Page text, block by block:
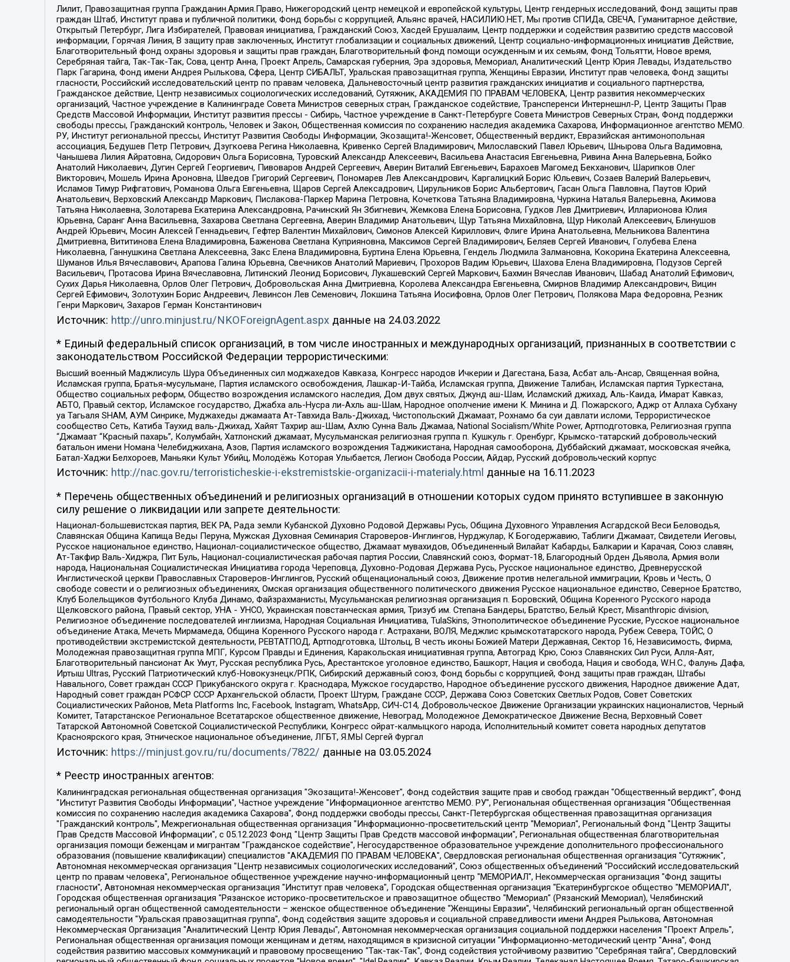
Лилит, Правозащитная группа Гражданин.Армия.Право, Нижегородский центр немецкой и европейской культуры, Центр гендерных исследований, Фонд защиты прав
граждан Штаб, Институт права и публичной политики, Фонд борьбы с коррупцией, Альянс врачей, НАСИЛИЮ.НЕТ, Мы против СПИДа, СВЕЧА, Гуманитарное действие,
Открытый Петербург, Лига Избирателей, Правовая инициатива, Гражданский Союз, Хасдей Ерушалаим, Центр поддержки и содействия развитию средств массовой
информации, Горячая Линия, В защиту прав заключенных, Институт глобализации и социальных движений, Центр социально-информационных инициатив Действие,
Благотворительный фонд охраны здоровья и защиты прав граждан, Благотворительный фонд помощи осужденным и их семьям, Фонд Тольятти, Новое время,
Серебряная тайга, Так-Так-Так, Сова, центр Анна, Проект Апрель, Самарская губерния, Эра здоровья, Мемориал, Аналитический Центр Юрия Левады, Издательство
Парк Гагарина, Фонд имени Андрея Рылькова, Сфера, Центр СИБАЛЬТ, Уральская правозащитная группа, Женщины Евразии, Институт прав человека, Фонд защиты
гласности, Российский исследовательский центр по правам человека, Дальневосточный центр развития гражданских инициатив и социального партнерства,
Гражданское действие, Центр независимых социологических исследований, Сутяжник, АКАДЕМИЯ ПО ПРАВАМ ЧЕЛОВЕКА, Центр развития некоммерческих
организаций, Частное учреждение в Калининграде Совета Министров северных стран, Гражданское содействие, Трансперенси Интернешнл-Р, Центр Защиты Прав
Средств Массовой Информации, Институт развития прессы - Сибирь, Частное учреждение в Санкт-Петербурге Совета Министров Северных Стран, Фонд поддержки
свободы прессы, Гражданский контроль, Человек и Закон, Общественная комиссия по сохранению наследия академика Сахарова, Информационное агентство МЕМО.
РУ, Институт региональной прессы, Институт Развития Свободы Информации, Экозащита!-Женсовет, Общественный вердикт, Евразийская антимонопольная
ассоциация, Бедушев Петр Петрович, Дзугкоева Регина Николаевна, Кривенко Сергей Владимирович, Милославский Павел Юрьевич, Шнырова Ольга Вадимовна,
Чанышева Лилия Айратовна, Сидорович Ольга Борисовна, Туровский Александр Алексеевич, Васильева Анастасия Евгеньевна, Ривина Анна Валерьевна, Бойко
Анатолий Николаевич, Дугин Сергей Георгиевич, Пивоваров Андрей Сергеевич, Аверин Виталий Евгеньевич, Барахоев Магомед Бекханович, Шарипков Олег
Викторович, Мошель Ирина Ароновна, Шведов Григорий Сергеевич, Пономарев Лев Александрович, Каргалицкий Борис Юльевич, Созаев Валерий Валерьевич,
Исламов Тимур Рифгатович, Романова Ольга Евгеньевна, Щаров Сергей Алексадрович, Цирульников Борис Альбертович, Гасан Ольга Павловна, Паутов Юрий
Анатольевич, Верховский Александр Маркович, Пислакова-Паркер Марина Петровна, Кочеткова Татьяна Владимировна, Чуркина Наталья Валерьевна, Акимова
Татьяна Николаевна, Золотарева Екатерина Александровна, Рачинский Ян Збигневич, Жемкова Елена Борисовна, Гудков Лев Дмитриевич, Илларионова Юлия
Юрьевна, Саранг Анна Васильевна, Захарова Светлана Сергеевна, Аверин Владимир Анатольевич, Щур Татьяна Михайловна, Щур Николай Алексеевич, Блинушов
Андрей Юрьевич, Мосин Алексей Геннадьевич, Гефтер Валентин Михайлович, Симонов Алексей Кириллович, Флиге Ирина Анатольевна, Мельникова Валентина
Дмитриевна, Вититинова Елена Владимировна, Баженова Светлана Куприяновна, Максимов Сергей Владимирович, Беляев Сергей Иванович, Голубева Елена
Николаевна, Ганнушкина Светлана Алексеевна, Закс Елена Владимировна, Буртина Елена Юрьевна, Гендель Людмила Залмановна, Кокорина Екатерина Алексеевна,
Шуманов Илья Вячеславович, Арапова Галина Юрьевна, Свечников Анатолий Мариевич, Прохоров Вадим Юрьевич, Шахова Елена Владимировна, Подузов Сергей
Васильевич, Протасова Ирина Вячеславовна, Литинский Леонид Борисович, Лукашевский Сергей Маркович, Бахмин Вячеслав Иванович, Шабад Анатолий Ефимович,
Сухих Дарья Николаевна, Орлов Олег Петрович, Добровольская Анна Дмитриевна, Королева Александра Евгеньевна, Смирнов Владимир Александрович, Вицин
Сергей Ефимович, Золотухин Борис Андреевич, Левинсон Лев Семенович, Локшина Татьяна Иосифовна, Орлов Олег Петрович, Полякова Мара Федоровна, Резник
Генри Маркович, Захаров Герман Константинович
Источник: http://unro.minjust.ru/NKOForeignAgent.aspxданные на 24.03.2022
* Единый федеральный список организаций, в том числе иностранных и международных организаций, признанных в соответствии с
законодательством Российской Федерации террористическими:
Высший военный Маджлисуль Шура Объединенных сил моджахедов Кавказа, Конгресс народов Ичкерии и Дагестана, База, Асбат аль-Ансар, Священная война,
Исламская группа, Братья-мусульмане, Партия исламского освобождения, Лашкар-И-Тайба, Исламская группа, Движение Талибан, Исламская партия Туркестана,
Общество социальных реформ, Общество возрождения исламского наследия, Дом двух святых, Джунд аш-Шам, Исламский джихад, Аль-Каида, Имарат Кавказ,
АБТО, Правый сектор, Исламское государство, Джабха аль-Нусра ли-Ахль аш-Шам, Народное ополчение имени К. Минина и Д. Пожарского, Аджр от Аллаха Субхану
уа Тагьаля SHAM, АУМ Синрике, Муджахеды джамаата Ат-Тавхида Валь-Джихад, Чистопольский Джамаат, Рохнамо ба суи давлати исломи, Террористическое
сообщество Сеть, Катиба Таухид валь-Джихад, Хайят Тахрир аш-Шам, Ахлю Сунна Валь Джамаа, National Socialism/White Power, Артподготовка, Религиозная группа
“Джамаат “Красный пахарь”, Колумбайн, Хатлонский джамаат, Мусульманская религиозная группа п. Кушкуль г. Оренбург, Крымско-татарский добровольческий
батальон имени Номана Челебиджихана, Азов, Партия исламского возрождения Таджикистана, Народная самооборона, Дуббайский джамаат, московская ячейка,
Батал-Хаджи Белхороев, Маньяки Культ Убийц, Молодёжь Которая Улыбается, Легион Свобода России, Айдар, Русский добровольческий корпус
Источник: http://nac.gov.ru/terroristicheskie-i-ekstremistskie-organizacii-i-materialy.html данные на 16.11.2023
* Перечень общественных объединений и религиозных организаций в отношении которых судом принято вступившее в законную
силу решение о ликвидации или запрете деятельности:
Национал-большевистская партия, ВЕК РА, Рада земли Кубанской Духовно Родовой Державы Русь, Община Духовного Управления Асгардской Веси Беловодья,
Славянская Община Капища Веды Перуна, Мужская Духовная Семинария Староверов-Инглингов, Нурджулар, К Богодержавию, Таблиги Джамаат, Свидетели Иеговы,
Русское национальное единство, Национал-социалистическое общество, Джамаат мувахидов, Объединенный Вилайат Кабарды, Балкарии и Карачая, Союз славян,
Ат-Такфир Валь-Хиджра, Пит Буль, Национал-социалистическая рабочая партия России, Славянский союз, Формат-18, Благородный Орден Дьявола, Армия воли
народа, Национальная Социалистическая Инициатива города Череповца, Духовно-Родовая Держава Русь, Русское национальное единство, Древнерусской
Инглистической церкви Православных Староверов-Инглингов, Русский общенациональный союз, Движение против нелегальной иммиграции, Кровь и Честь, О
свободе совести и о религиозных объединениях, Омская организация общественного политического движения Русское национальное единство, Северное Братство,
Клуб Болельщиков Футбольного Клуба Динамо, Файзрахманисты, Мусульманская религиозная организация п. Боровский, Община Коренного Русского народа
Щелковского района, Правый сектор, УНА - УНСО, Украинская повстанческая армия, Тризуб им. Степана Бандеры, Братство, Белый Крест, Misanthropic division,
Религиозное объединение последователей инглиизма, Народная Социальная Инициатива, TulaSkins, Этнополитическое объединение Русские, Русское национальное
объединение Атака, Мечеть Мирмамеда, Община Коренного Русского народа г. Астрахани, ВОЛЯ, Меджлис крымскотатарского народа, Рубеж Севера, ТОЙС, О
противодействии экстремистской деятельности, РЕВТАТПОД, Артподготовка, Штольц, В честь иконы Божией Матери Державная, Сектор 16, Независимость, Фирма,
Молодежная правозащитная группа МПГ, Курсом Правды и Единения, Каракольская инициативная группа, Автоград Крю, Союз Славянских Сил Руси, Алля-Аят,
Благотворительный пансионат Ак Умут, Русская республика Русь, Арестантское уголовное единство, Башкорт, Нация и свобода, Нация и свобода, W.H.С., Фалунь Дафа,
Иртыш Ultras, Русский Патриотический клуб-Новокузнецк/РПК, Сибирский державный союз, Фонд борьбы с коррупцией, Фонд защиты прав граждан, Штабы
Навального, Совет граждан СССР Прикубанского округа г. Краснодара, Мужское государство, Народное объединение русского движения, Народное движение Адат,
Народный совет граждан РСФСР СССР Архангельской области, Проект Штурм, Граждане СССР, Держава Союз Советских Светлых Родов, Совет Советских
Социалистических Районов, Meta Platforms Inc, Facebook, Instagram, WhatsApp, СИЧ-С14, Добровольческое Движение Организации украинских националистов, Черный
Комитет, Татарстанское Региональное Всетатарское общественное движение, Невоград, Молодежное Демократическое Движение Весна, Верховный Совет
Татарской Автономной Советской Социалистической Республики, Конгресс ойрат-калмыцкого народа, Исполнительный комитет совета народных депутатов
Красноярского края, Этническое национальное объединение, ЛГБТ, Я.МЫ Сергей Фургал
Источник: https://minjust.gov.ru/ru/documents/7822/ данные на 03.05.2024
* Реестр иностранных агентов:
Калининградская региональная общественная организация "Экозащита!-Женсовет", Фонд содействия защите прав и свобод граждан "Общественный вердикт", Фонд "Институт Развития Свободы Информации", Частное учреждение "Информационное агентство МЕМО. РУ", Региональная общественная организация "Общественная комиссия по сохранению наследия академика Сахарова", Фонд поддержки свободы прессы, Санкт-Петербургская общественная правозащитная организация "Гражданский контроль", Межрегиональная общественная организация "Информационно-просветительский центр "Мемориал", Региональный Фонд "Центр Защиты Прав Средств Массовой Информации", с 05.12.2023 Фонд "Центр Защиты Прав Средств массовой информации", Региональная общественная благотворительная организация помощи беженцам и мигрантам "Гражданское содействие", Негосударственное образовательное учреждение дополнительного профессионального образования (повышение квалификации) специалистов "АКАДЕМИЯ ПО ПРАВАМ ЧЕЛОВЕКА", Свердловская региональная общественная организация "Сутяжник", Автономная некоммерческая организация "Центр независимых социологических исследований", Союз общественных объединений "Российский исследовательский центр по правам человека", Региональное общественное учреждение научно-информационный центр "МЕМОРИАЛ", Некоммерческая организация "Фонд защиты гласности", Автономная некоммерческая организация "Институт прав человека", Городская общественная организация "Екатеринбургское общество "МЕМОРИАЛ", Городская общественная организация "Рязанское историко-просветительское и правозащитное общество "Мемориал" (Рязанский Мемориал), Челябинский региональный орган общественной самодеятельности – женское общественное объединение "Женщины Евразии", Челябинский региональный орган общественной самодеятельности "Уральская правозащитная группа", Фонд содействия защите здоровья и социальной справедливости имени Андрея Рылькова, Автономная Некоммерческая Организация "Аналитический Центр Юрия Левады", Автономная некоммерческая организация социальной поддержки населения "Проект Апрель", Региональная общественная организация помощи женщинам и детям, находящимся в кризисной ситуации "Информационно-методический центр "Анна", Фонд содействия развитию массовых коммуникаций и правовому просвещению "Так-так-Так", Фонд содействия устойчивому развитию "Серебряная тайга", Свердловский региональный общественный фонд социальных проектов "Новое время", "Idel.Реалии", Кавказ.Реалии, Крым.Реалии, Телеканал Настоящее Время, Татаро-башкирская служба Радио Свобода (Azatliq Radiosi), Радио Свободная Европа/Радио Свобода (PCE/PC), "Сибирь.Реалии", "Фактограф", Благотворительный фонд помощи осужденным и их семьям, Автономная некоммерческая организация "Институт глобализации и социальных движений", Фонд "В защиту прав заключенных", Частное учреждение "Центр поддержки и содействия развитию средств массовой информации", Пензенский региональный общественный благотворительный фонд "Гражданский союз", "Север.Реалии", Некоммерческая организация Фонд "Правовая инициатива", Общество с ограниченной ответственностью "Радио Свободная Европа/Радио Свобода", Чешское информационное агентство "MEDIUM-ORIENT", Красноярская региональная общественная организация "Мы против СПИДа", Камалягин Денис Николаевич, Маркелов Сергей Евгеньевич, Пономарев Лев Александрович, Савицкая Людмила Алексеевна, Автономная некоммерческая организация "Центр по работе с проблемой насилия "НАСИЛИЮ.НЕТ", Межрегиональный профессиональный союз работников здравоохранения "Альянс врачей", Юридическое лицо, зарегистрированное в Латвийской Республике, SIA "Medusa Project" (регистрационный номер 40103797863, дата регистрации 10.06.2014), Некоммерческая организация "Фонд по борьбе с коррупцией", Автономная некоммерческая организация "Институт права и публичной политики", Баданин Роман Сергеевич, Гликин Максим Александрович, Железнова Мария Михайловна, Лукьянова Юлия Сергеевна, Маетная Елизавета Витальевна, Маняхин Петр Борисович, Чуракова Ольга Владимировна, Ярош Юлия Петровна, Юридическое лицо "The Insider SIA", зарегистрированное в Риге, Латвийская Республика (дата регистрации 26.06.2015), являющееся администратором доменного имени интернет-издания "The Insider SIA", https://theins.ru, Постернак Алексей Евгеньевич, Рубин Михаил Аркадьевич, Анин Роман Александрович, Юридическое лицо Istories fonds, зарегистрированное в Латвийской Республике (регистрационный номер 50008295751, дата регистрации 24.02.2020), Великовский Дмитрий Александрович, Долинина Ирина Николаевна, Мароховская Алеся Алексеевна, Шлейнов Роман Юрьевич, Шмагун Олеся Валентиновна, Общество с ограниченной ответственностью "Альтаир 2021", Общество с ограниченной ответственностью "Вега 2021", Общество с ограниченной ответственностью "Главный редактор 2021", Общество с ограниченной ответственностью "Ромашки монолит", Важенков Артем Валерьевич, Ивановская областная общественная организация "Центр гендерных исследований", Гурман Юрий Альбертович, Медиапроект "ОВД-Инфо", Егоров Владимир Владимирович, Жилинский Владимир Александрович, Общество с ограниченной ответственностью "ЗП", Иванова София Юрьевна, Карезина Инна Павловна, Кильтау Екатерина Викторовна, Петров Алексей Викторович, Пискунов Сергей Евгеньевич, Смирнов Сергей Сергеевич, Тихонов Михаил Сергеевич, Общество с ограниченной ответственностью "ЖУРНАЛИСТ-ИНОСТРАННЫЙ АГЕНТ", Арапова Галина Юрьевна, Вольтская Татьяна Анатольевна, Американская компания "Mason G.E.S. Anonymous Foundation" (США), являющаяся владельцем интернет-издания https://mnews.world/, Компания "Stichting Bellingcat", зарегистрированная в Нидерландах (дата регистрации 11.07.2018), Захаров Андрей Вячеславович, Клепиковская Екатерина Дмитриевна, Общество с ограниченной ответственностью "МЕМО", Перл Роман Александрович, Симонов Евгений Алексеевич, Соловьева Елена Анатольевна, Сотников Даниил Владимирович, Сурначева Елизавета Дмитриевна, Автономная некоммерческая организация по защите прав человека и информированию населения "Якутия – Наше Мнение", Общество с ограниченной ответственностью "Москоу диджитал медиа", с 26.01.2023 Общество с ограниченной ответственностью "Чайка Белые сады", Ветошкина Валерия Валерьевна, Заговора Максим Александрович, Межрегиональное общественное движение "Российская ЛГБТ - сеть", Оленичев Максим Владимирович, Павлов Иван Юрьевич, Скворцова Елена Сергеевна, Общество с ограниченной ответственностью "Как бы инагент", Кочетков Игорь Викторович, Общество с ограниченной ответственностью "Честные выборы", Еланчик Олег Александрович, Общество с ограниченной ответственностью "Нобелевский призыв", Гималова Регина Эмилевна, Григорьев Андрей Валерьевич, Григорьева Алина Александровна, Ассоциация по содействию защите прав призывников, альтернативнослужащих и военнослужащих "Правозащитная группа "Гражданин.Армия.Право", Хисамова Регина Фаритовна, Автономная некоммерческая организация по реализации социально-правовых программ "Лилит", Дальневосточное общественное движение "Маяк", Санкт-Петербургская ЛГБТ-инициативная группа "Выход", Инициативная группа ЛГБТ+ "Реверс", Алексеев Андрей Викторович, Бекбулатова Таисия Львовна, Беляев Иван Михайлович, Владыкина Елена Сергеевна, Гельман Марат Александрович, Никульшина Вероника Юрьевна, Толоконникова Надежда Андреевна, Шендерович Виктор Анатольевич, Общество с ограниченной ответственностью "Данное сообщение", Общество с ограниченной ответственностью Издательский дом "Новая глава", Айнбиндер Александра Александровна, Московский комьюнити-центр для ЛГБТ+инициатив, Благотворительный фонд развития филантропии, Deutsche Welle (Германия, Kurt-Schumacher-Strasse 3, 53113 Bonn), Борзунова Мария Михайловна, Воробьев Виктор Викторович, Голубева Анна Львовна, Константинова Алла Михайловна, Малкова Ирина Владимировна, Мурадов Мурад Абдулгалимович, Осетинская Елизавета Николаевна, Понасенков Евгений Николаевич, Ганапольский Матвей Юрьевич, Киселев Евгений Алексеевич, Борухович Ирина Григорьевна, Дремин Иван Тимофеевич, Дубровский Дмитрий Викторович, Красноярская региональная общественная организация поддержки и развития альтернативных образовательных технологий и межкультурных коммуникаций "ИНТЕРРА", Маяковская Екатерина Алексеевна, Фейгин Марк Захарович, Филимонов Андрей Викторович, Дзугкоева Регина Николаевна, Доброхотов Роман Александрович, Дудь Юрий Александрович, Елкин Сергей Владимирович, Кругликов Кирилл Игоревич, Сабунаева Мария Леонидовна, Семенов Алексей Владимирович, Шаинян Карен Багратович, Шульман Екатерина Михайловна, Асафьев Артур Валерьевич, Вахштайн Виктор Семенович, Венедиктов Алексей Алексеевич, Лушникова Екатерина Евгеньевна, Волков Леонид Михайлович, Невзоров Александр Глебович, Пархоменко Сергей Борисович, Сироткин Ярослав Николаевич, Кара-Мурза Владимир Владимирович, Баранова Наталья Владимировна, Гозман Леонид Яковлевич, Кагарлицкий Борис Юльевич, Климарев Михаил Валерьевич, Милов Владимир Станиславович, Автономная некоммерческая организация Краснодарский центр современного искусства "Типография", Моргенштерн Алишер Тагирович, Соболь Любовь Эдуардовна, Общество с ограниченной ответственностью "ЛИЗА НОРМ", Каспаров Гарри Кимович, Ходорковский Михаил Борисович, Общество с ограниченной ответственностью "Апрельские тезисы", Данилович Ирина Брониславовна, Кашин Олег Владимирович, Петров Николай Владимирович, Пивоваров Алексей Владимирович, Соколов Михаил Владимирович, Цветкова Юлия Владимировна, Чичваркин Евгений Александрович, Комитет против пыток/Команда против пыток, Общество с ограниченной ответственностью "Первый научный", Общество с ограниченной ответственностью "Вертолет и ко", Белоцерковская Вероника Борисовна, Кац Максим Евгеньевич, Лазарева Татьяна Юрьевна, Шаведдинов Руслан Табризович, Яшин Илья Валерьевич, Общество с ограниченной ответственностью "Иноагент ААВ", Алешковский Дмитрий Петрович, Альбац Евгения Марковна, Быков Дмитрий Львович, Галямина Юлия Евгеньевна, Лойко Сергей Леонидович, Мартынов Кирилл Константинович, Медведев Сергей Александрович, Крашенинников Федор Геннадиевич, Гордеева Катерина Вл